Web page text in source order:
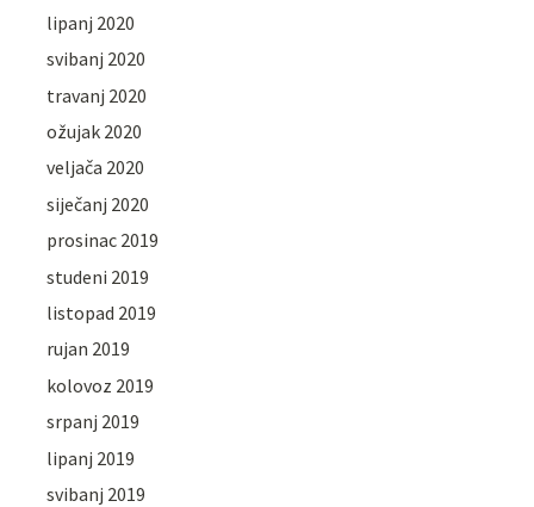
lipanj 2020
svibanj 2020
travanj 2020
ožujak 2020
veljača 2020
siječanj 2020
prosinac 2019
studeni 2019
listopad 2019
rujan 2019
kolovoz 2019
srpanj 2019
lipanj 2019
svibanj 2019